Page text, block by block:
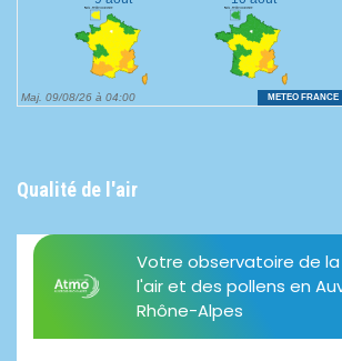
Qualité de l'air